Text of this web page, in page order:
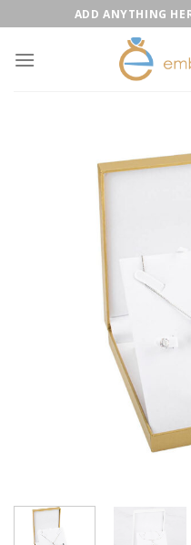
to
content
ADD ANYTHING